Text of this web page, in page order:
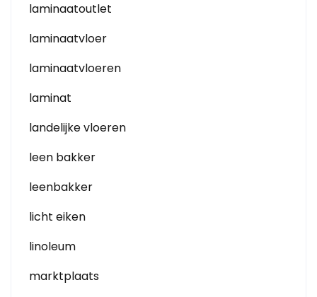
laminaatoutlet
laminaatvloer
laminaatvloeren
laminat
landelijke vloeren
leen bakker
leenbakker
licht eiken
linoleum
marktplaats